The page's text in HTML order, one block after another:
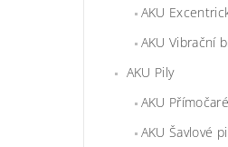
AKU
AKU Vibrační
AKU Pily
AKU
AKU Šavlové